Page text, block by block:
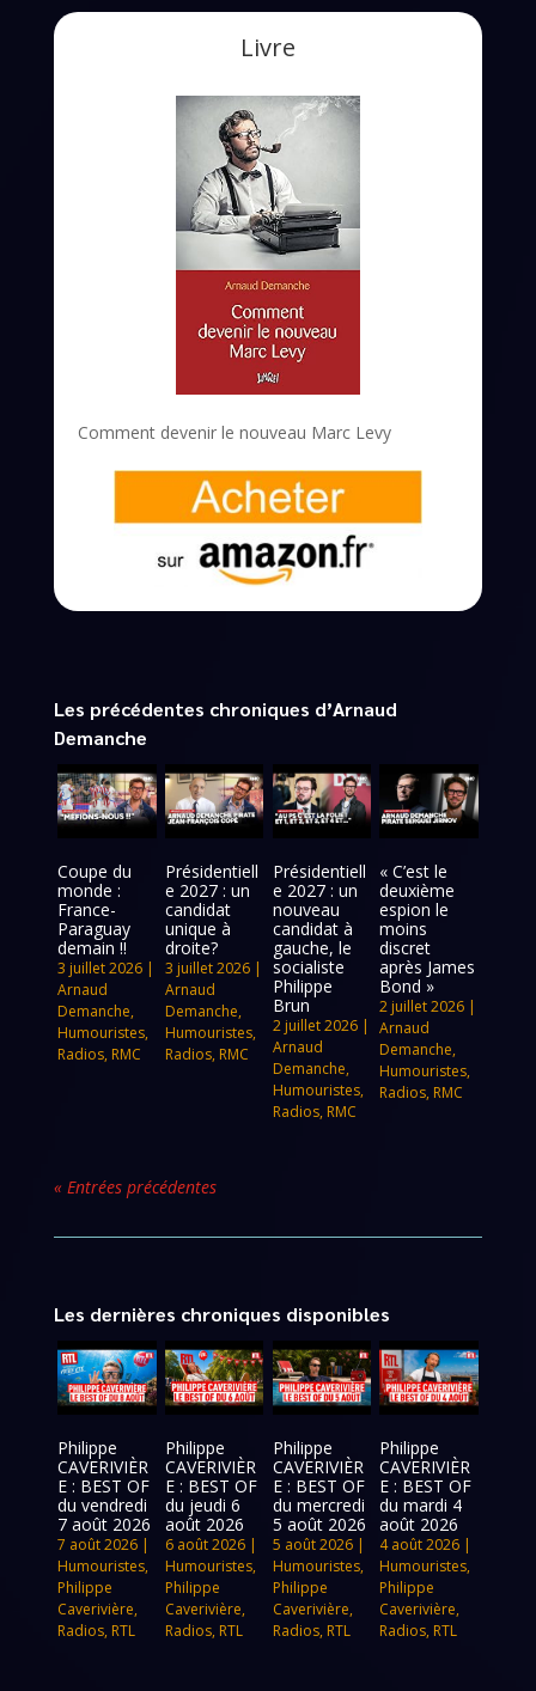
Livre
Comment devenir le nouveau Marc Levy
Les précédentes chroniques d’Arnaud
Demanche
Coupe du
monde :
France-
Paraguay
demain !!
3 juillet 2026 |
Arnaud
Demanche,
Humouristes,
Radios, RMC
Présidentiell
e 2027 : un
candidat
unique à
droite?
3 juillet 2026|
Arnaud
Demanche,
Humouristes,
Radios, RMC
Présidentiell
e 2027 : un
nouveau
candidat à
gauche, le
socialiste
Philippe
Brun
2 juillet 2026|
Arnaud
Demanche,
Humouristes,
Radios, RMC
« C’est le
deuxième
espion le
moins
discret
après James
Bond »
2 juillet 2026 |
Arnaud
Demanche,
Humouristes,
Radios, RMC
« Entrées précédentes
Les dernières chroniques disponibles
Philippe
CAVERIVIÈR
E : BEST OF
du vendredi
7 août 2026
7 août 2026 |
Humouristes,
Philippe
Caverivière,
Radios, RTL
Philippe
CAVERIVIÈR
E : BEST OF
du jeudi 6
août 2026
6 août 2026|
Humouristes,
Philippe
Caverivière,
Radios, RTL
Philippe
CAVERIVIÈR
E : BEST OF
du mercredi
5 août 2026
5 août 2026|
Humouristes,
Philippe
Caverivière,
Radios, RTL
Philippe
CAVERIVIÈR
E : BEST OF
du mardi 4
août 2026
4 août 2026 |
Humouristes,
Philippe
Caverivière,
Radios, RTL